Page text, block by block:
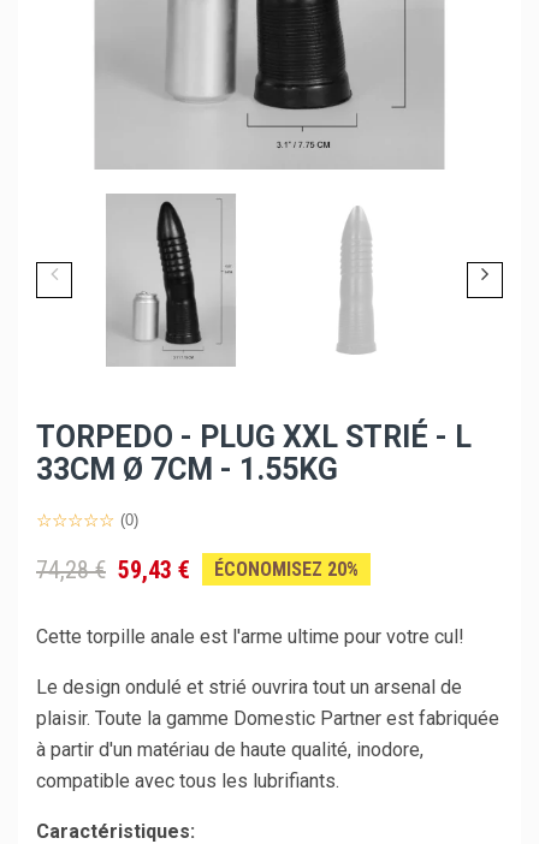
TORPEDO - PLUG XXL STRIÉ - L
33CM Ø 7CM - 1.55KG
(0)
74,28 € 59,43 € ÉCONOMISEZ 20%
Cette torpille anale est l'arme ultime pour votre cul!
Le design ondulé et strié ouvrira tout un arsenal de
plaisir. Toute la gamme Domestic Partner est fabriquée
à partir d'un matériau de haute qualité, inodore,
compatible avec tous les lubrifiants.
Caractéristiques: